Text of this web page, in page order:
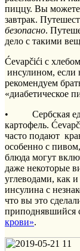
пиццу. Вы можете
завтрак.
безопасно.
дело с такими
Ćevapčići с
инсулином, если
рекомендуем
«диабетическое
• Сербская еда
картофель.
часто подают
особенно с
блюда могут
даже некоторые
углеводами, как
инсулина с
что вы это
приподнявшийся
крови».